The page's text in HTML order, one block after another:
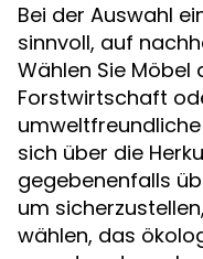
Bei der Auswahl
sinnvoll, auf
Wählen Sie Möbel
Forstwirtschaft
sich über die
gegebenenfalls
um
wählen, das